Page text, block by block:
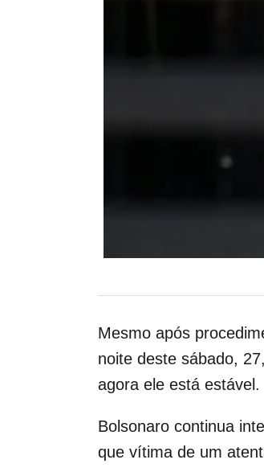
Mesmo após
noite deste sábado,
agora ele está estável.
Bolsonaro continua
que vítima de um